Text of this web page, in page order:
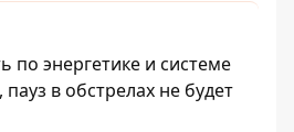
по энергетике и системе
в обстрелах не будет